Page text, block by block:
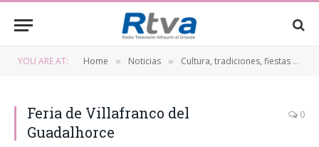
YOU ARE AT: Home » Noticias » Cultura, tradiciones, fiestas y turismo
Feria de Villafranco del
Guadalhorce
0